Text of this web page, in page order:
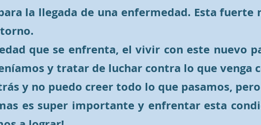
la llegada de una enfermedad. Esta
que se enfrenta, el vivir con este
y tratar de luchar contra lo que venga
y no puedo creer todo lo que pasamos,
es super importante y enfrentar esta